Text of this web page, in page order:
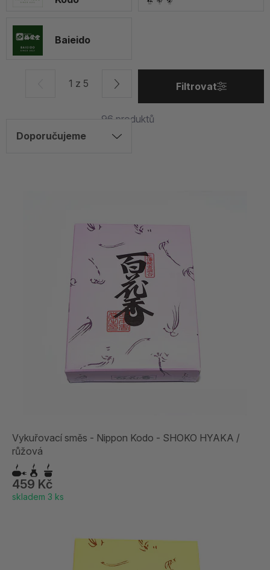
Baieido
96 produktů
1 z 5 Filtrovat
Vykuřovací směs - Nippon Kodo - SHOKO HYAKA /
růžová
459 Kč
skladem 3 ks